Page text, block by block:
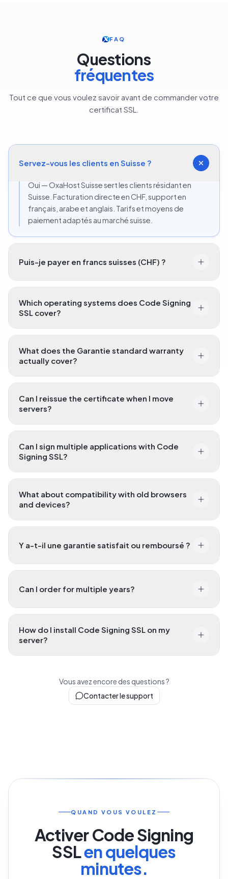
FAQ
Questions
fréquentes
Tout ce que vous voulez savoir avant de commander votre
certificat SSL.
Servez-vous les clients en Suisse ?
Oui — OxaHost Suisse sert les clients résidant en
Suisse. Facturation directe en CHF, support en
français, arabe et anglais. Tarifs et moyens de
paiement adaptés au marché suisse.
Puis-je payer en francs suisses (CHF) ?
Which operating systems does Code Signing
SSL cover?
What does the Garantie standard warranty
actually cover?
Can I reissue the certificate when I move
servers?
Can I sign multiple applications with Code
Signing SSL?
What about compatibility with old browsers
and devices?
Y a-t-il une garantie satisfait ou remboursé ?
Can I order for multiple years?
How do I install Code Signing SSL on my
server?
Vous avez encore des questions ?
Contacter le support
QUAND VOUS VOULEZ
ActiverCode Signing
SSLen quelques
minutes.